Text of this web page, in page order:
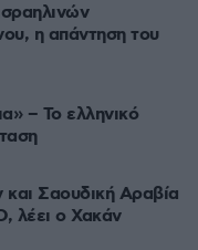
η απάντηση του
– Το ελληνικό
Σαουδική Αραβία
λέει ο Χακάν